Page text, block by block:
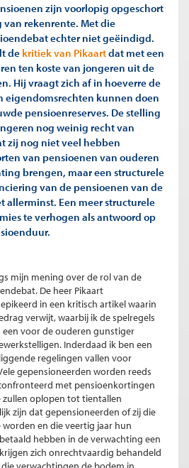
zijn voorlopig opgeschort
rekenrente. Met die
echter niet geëindigd.
de kritiek van Pikaartdat met een
ten koste van jongeren uit de
Hij vraagt zich af in hoeverre de
eigendomsrechten kunnen doen
pensioenreserves. De stelling
nog weinig recht van
zij nog niet veel hebben
van pensioenen van ouderen
brengen, maar een structurele
van de pensioenen van de
allerminst. Een meer structurele
te verhogen als antwoord op
mijn mening over de rol van de
De heer Pikaart
in een kritisch artikel waarin
verwijt, waarbij ik de spelregels
voor de ouderen gunstiger
Inderdaad ik ben een
regelingen vallen voor
gepensioneerden worden reeds
met pensioenkortingen
zullen oplopen tot tientallen
zijn dat gepensioneerden of zij die
en die veertig jaar hun
hebben in de verwachting een
zich onrechtvaardig behandeld